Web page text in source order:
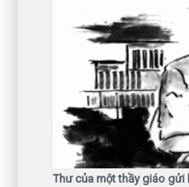
Thư của một thầy giáo gửi